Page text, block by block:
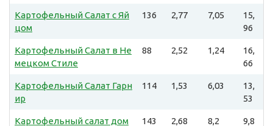
Картофельный Салат с Яй
цом
136 2,77 7,05
15,
96
Картофельный Салат в Не
мецком Стиле
88 2,52 1,24
16,
66
Картофельный Салат Гарн
ир
114 1,53 6,03
13,
53
Картофельный салат дом
143 2,68 8,2
9,8